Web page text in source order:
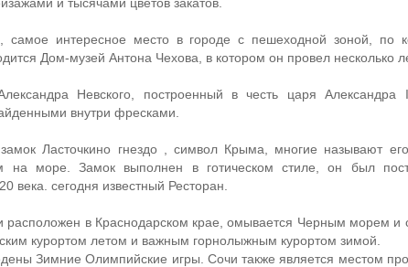
самое интересное место в городе с пешеходной зоной, по
Дом-музей Антона Чехова, в котором он провел несколько
Невского, построенный в честь царя Александра
внутри фресками.
Ласточкино гнездо , символ Крыма, многие называют
на море. Замок выполнен в готическом стиле, он был
века. сегодня известный Ресторан.
расположен в Краснодарском крае, омывается Черным морем и
курортом летом и важным горнолыжным курортом зимой.
Зимние Олимпийские игры. Сочи также является местом